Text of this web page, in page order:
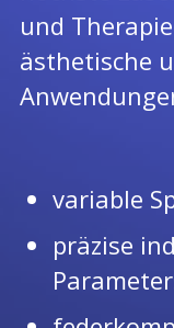
und
ästhetische
variable
präzise